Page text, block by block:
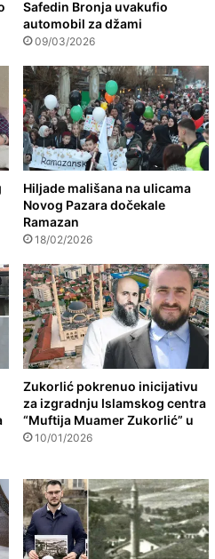
Safedin Bronja uvakufio
automobil za džami
09/03/2026
Hiljade mališana na ulicama
Novog Pazara dočekale
Ramazan
18/02/2026
Zukorlić pokrenuo inicijativu
za izgradnju Islamskog centra
“Muftija Muamer Zukorlić” u
10/01/2026